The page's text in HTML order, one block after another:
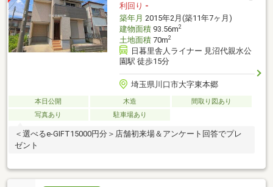
利回り -
築年月 2015年2月(築11年7ヶ月)
建物面積93.56m2
土地面積70m2
日暮里舎人ライナー 見沼代親水公
園駅 徒歩15分
埼玉県川口市大字東本郷
本日公開 木造
間取り図あり
写真あり
駐車場あり
＜選べるe-GIFT15000円分＞店舗初来場＆アンケート回答でプレ
ゼント